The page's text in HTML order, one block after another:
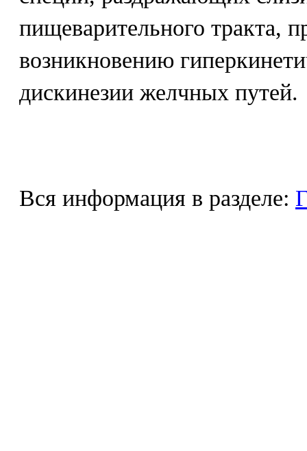
пищеварительного тракта,
возникновению
дискинезии желчных путей.
Вся информация в разделе: